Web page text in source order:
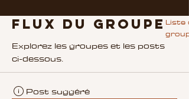
Flux du groupe Liste
Explorez les groupes et les posts
ci-dessous.
Post suggéré